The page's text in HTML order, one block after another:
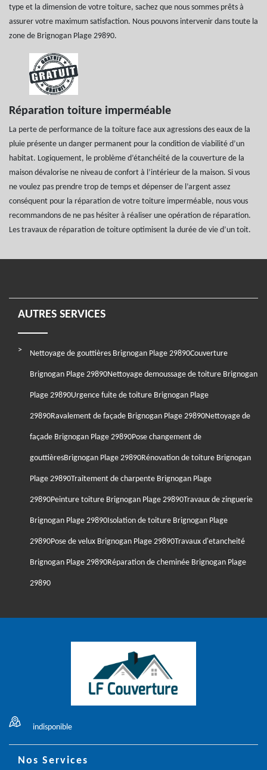
type et la dimension de votre toiture, sachez que nous sommes prêts à
assurer votre maximum satisfaction. Nous pouvons intervenir dans toute la
zone de Brignogan Plage 29890.
Réparation toiture imperméable
La perte de performance de la toiture face aux agressions des eaux de la
pluie présente un danger permanent pour la condition de viabilité d’un
habitat. Logiquement, le problème d’étanchéité de la couverture de la
maison dévalorise ne niveau de confort à l’intérieur de la maison. Si vous
ne voulez pas prendre trop de temps et dépenser de l’argent assez
conséquent pour la réparation de votre toiture imperméable, nous vous
recommandons de ne pas hésiter à réaliser une opération de réparation.
Les travaux de réparation de toiture optimisent la durée de vie d’un toit.
AUTRES SERVICES
Nettoyage de gouttières Brignogan Plage 29890Couverture
Brignogan Plage 29890Nettoyage demoussage de toiture Brignogan
Plage 29890Urgence fuite de toiture Brignogan Plage
29890Ravalement de façade Brignogan Plage 29890Nettoyage de
façade Brignogan Plage 29890Pose changement de
gouttièresBrignogan Plage 29890Rénovation de toiture Brignogan
Plage 29890Traitement de charpente Brignogan Plage
29890Peinture toiture Brignogan Plage 29890Travaux de zinguerie
Brignogan Plage 29890Isolation de toiture Brignogan Plage
29890Pose de velux Brignogan Plage 29890Travaux d'etancheité
Brignogan Plage 29890Réparation de cheminée Brignogan Plage
29890
indisponible
Nos Services